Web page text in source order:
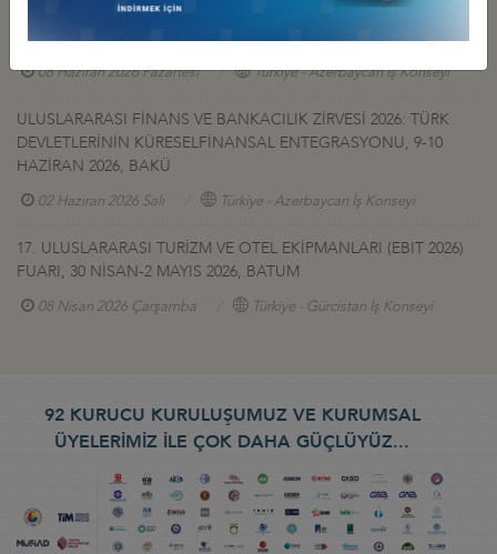
YEREL FİRMALARIN TANITIM SERGİSİ, 17-20 HAZİRAN 2026,
BAKÜ
08 Haziran 2026 Pazartesi Türkiye - Azerbaycan İş Konseyi
ULUSLARARASI FİNANS VE BANKACILIK ZİRVESİ 2026: TÜRK
DEVLETLERİNİN KÜRESELFİNANSAL ENTEGRASYONU, 9-10
HAZİRAN 2026, BAKÜ
02 Haziran 2026 Salı Türkiye - Azerbaycan İş Konseyi
17. ULUSLARARASI TURİZM VE OTEL EKİPMANLARI (EBIT 2026)
FUARI, 30 NİSAN-2 MAYIS 2026, BATUM
08 Nisan 2026 Çarşamba Türkiye - Gürcistan İş Konseyi
92 KURUCU KURULUŞUMUZ VE KURUMSAL
ÜYELERİMİZ İLE ÇOK DAHA GÜÇLÜYÜZ...